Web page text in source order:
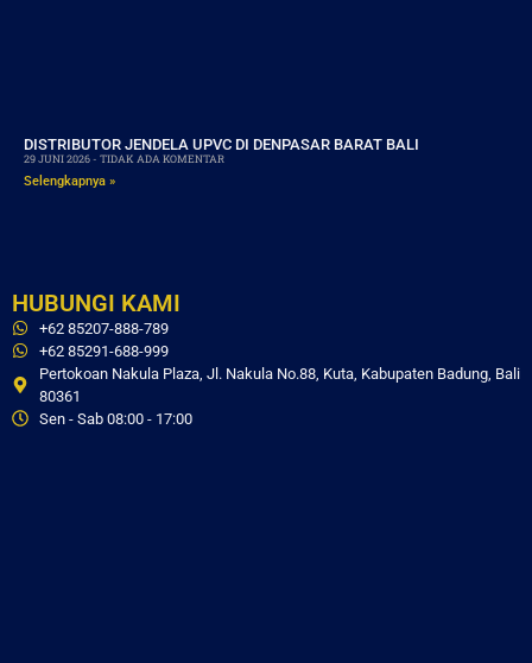
DISTRIBUTOR JENDELA UPVC DI DENPASAR BARAT BALI
29 JUNI 2026 TIDAK ADA KOMENTAR
Selengkapnya »
HUBUNGI KAMI
+62 85207-888-789
+62 85291-688-999
Pertokoan Nakula Plaza, Jl. Nakula No.88, Kuta, Kabupaten Badung, Bali
80361
Sen - Sab 08:00 - 17:00